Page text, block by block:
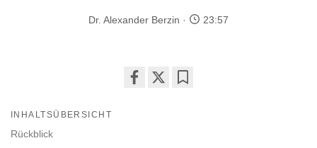
Dr. Alexander Berzin 23:57
INHALTSÜBERSICHT
Rückblick